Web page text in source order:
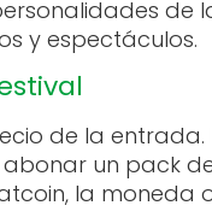
de
y espectáculos.
de la
un pack
la moneda